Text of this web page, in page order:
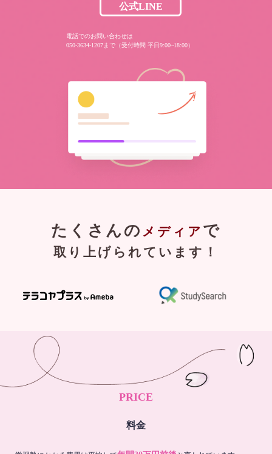
公式LINE
電話でのお問い合わせは
050-3634-1207まで（受付時間 平日9:00~18:00）
たくさんの メディア で
取り上げられています！
PRICE
料金